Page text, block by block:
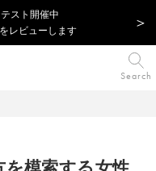
スト開催中
レビューします
Search